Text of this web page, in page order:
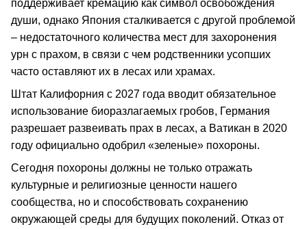
поддерживает кремацию как символ освобождения
души, однако Япония сталкивается с другой проблемой
– недостаточного количества мест для захоронения
урн с прахом, в связи с чем родственники усопших
часто оставляют их в лесах или храмах.
Штат Калифорния с 2027 года вводит обязательное
использование биоразлагаемых гробов, Германия
разрешает развеивать прах в лесах, а Ватикан в 2020
году официально одобрил «зеленые» похороны.
Сегодня похороны должны не только отражать
культурные и религиозные ценности нашего
сообщества, но и способствовать сохранению
окружающей среды для будущих поколений. Отказ от